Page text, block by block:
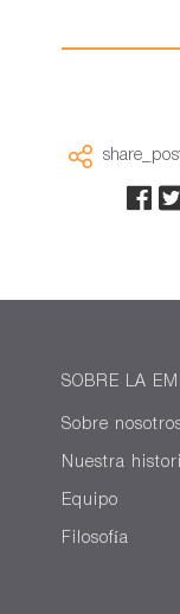
SOBRE LA
Sobre
Nuestra
Equipo
Filosofía